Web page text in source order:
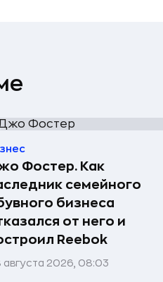
Фостер. Как
семейного
бизнеса
от него и
Reebok
августа 2026, 08:03